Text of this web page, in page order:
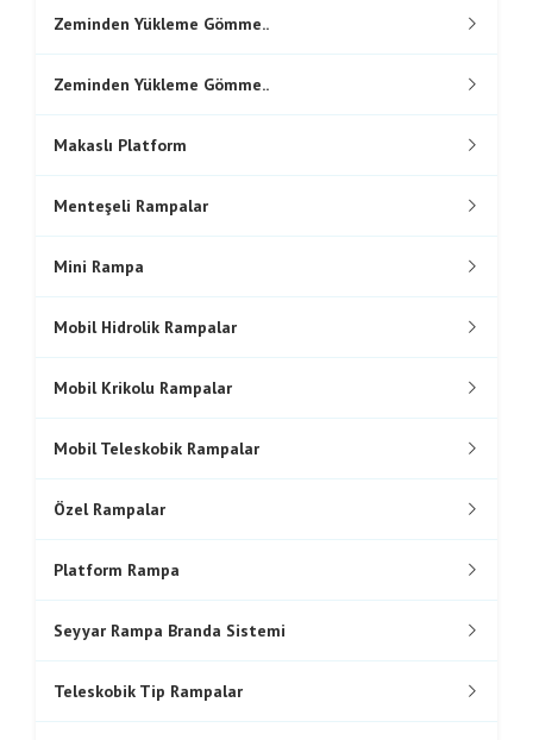
Zeminden Yükleme Gömme..
Zeminden Yükleme Gömme..
Makaslı Platform
Menteşeli Rampalar
Mini Rampa
Mobil Hidrolik Rampalar
Mobil Krikolu Rampalar
Mobil Teleskobik Rampalar
Özel Rampalar
Platform Rampa
Seyyar Rampa Branda Sistemi
Teleskobik Tip Rampalar